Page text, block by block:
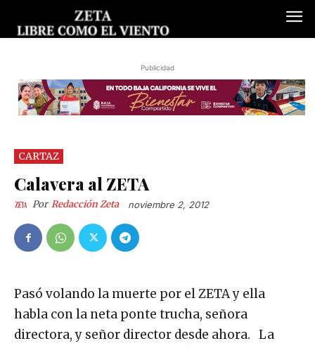
Publicidad
CARTAZ
Calavera al ZETA
Por Redacción Zeta noviembre 2, 2012
Pasó volando la muerte por el ZETA y ella
habla con la neta ponte trucha, señora
directora, y señor director desde ahora. La